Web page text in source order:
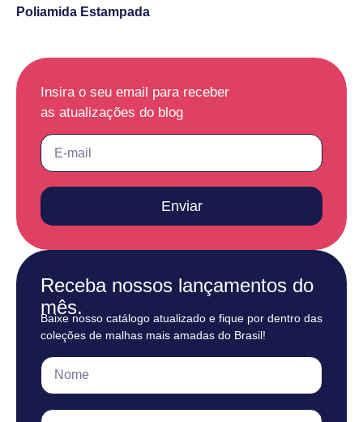
Poliamida Estampada
Insira o seu email para receber
as atualizações do blog
Enviar
Receba nossos lançamentos do
mês.
Baixe nosso catálogo atualizado e fique por dentro das
coleções de malhas mais amadas do Brasil!